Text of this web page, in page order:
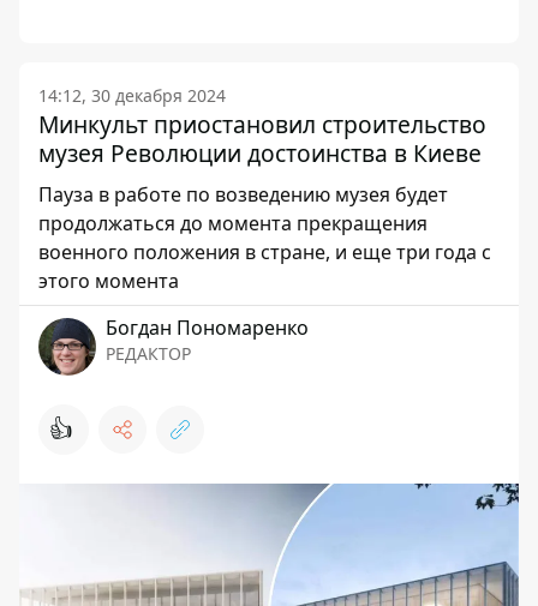
14:12, 30 декабря 2024
Минкульт приостановил строительство
музея Революции достоинства в Киеве
Пауза в работе по возведению музея будет
продолжаться до момента прекращения
военного положения в стране, и еще три года с
этого момента
Богдан Пономаренко
РЕДАКТОР
👍